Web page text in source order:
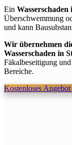
Ein
Überschwemmung
und kann
Wir übernehmen
Wasserschaden in
Fäkalbeseitigung
Bereiche.
Kostenloses